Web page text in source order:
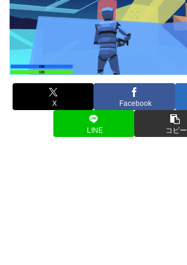
X Facebook
LINE コピー